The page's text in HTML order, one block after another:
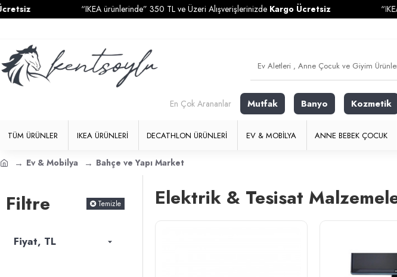
“IKEA ürünlerinde” 350 TL ve Üzeri AlışverişlerinizdeKargo Ücretsiz “IKEA
En Çok Arananlar Mutfak Banyo Kozmetik
TÜM ÜRÜNLER IKEA ÜRÜNLERI DECATHLON ÜRÜNLERI EV & MOBILYA ANNE BEBEK ÇOCUK
Ev & Mobilya Bahçe ve Yapı Market
Filtre Temizle
Fiyat, TL
Elektrik & Tesisat